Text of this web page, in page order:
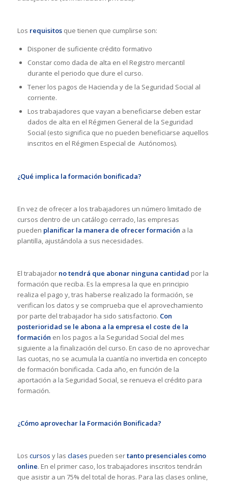
Los requisitos que tienen que cumplirse son:
Disponer de suficiente crédito formativo
Constar como dada de alta en el Registro mercantil
durante el periodo que dure el curso.
Tener los pagos de Hacienda y de la Seguridad Social al
corriente.
Los trabajadores que vayan a beneficiarse deben estar
dados de alta en el Régimen General de la Seguridad
Social (esto significa que no pueden beneficiarse aquellos
inscritos en el Régimen Especial de Autónomos).
¿Qué implica la formación bonificada?
En vez de ofrecer a los trabajadores un número limitado de
cursos dentro de un catálogo cerrado, las empresas
pueden planificar la manera de ofrecer formación a la
plantilla, ajustándola a sus necesidades.
El trabajador no tendrá que abonar ninguna cantidad por la
formación que reciba. Es la empresa la que en principio
realiza el pago y, tras haberse realizado la formación, se
verifican los datos y se comprueba que el aprovechamiento
por parte del trabajador ha sido satisfactorio. Con
posterioridad se le abona a la empresa el coste de la
formación en los pagos a la Seguridad Social del mes
siguiente a la finalización del curso. En caso de no aprovechar
las cuotas, no se acumula la cuantía no invertida en concepto
de formación bonificada. Cada año, en función de la
aportación a la Seguridad Social, se renueva el crédito para
formación.
¿Cómo aprovechar la Formación Bonificada?
Los cursos y las clases pueden sertanto presenciales como
online. En el primer caso, los trabajadores inscritos tendrán
que asistir a un 75% del total de horas. Para las clases online,